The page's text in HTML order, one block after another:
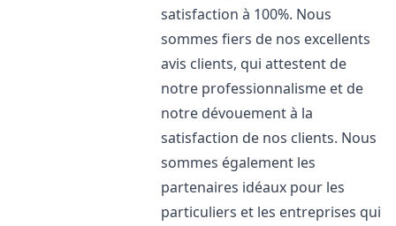
satisfaction à 100%. Nous
sommes fiers de nos excellents
avis clients, qui attestent de
notre professionnalisme et de
notre dévouement à la
satisfaction de nos clients. Nous
sommes également les
partenaires idéaux pour les
particuliers et les entreprises qui